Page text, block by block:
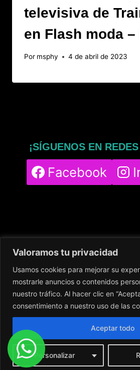
Valoramos tu privacidad
Usamos cookies para mejorar su
mostrarle anuncios o contenidos
nuestro tráfico. Al hacer clic en
consentimiento a nuestro uso de las
Personalizar
Aceptar todo
televisiva de
en Flash moda –
Por msphy 4 de abril de 2023
¡SÍGUENOS EN
Facebook
Home Servicios
Contacto
Blog
Política de privacidad
© 2024